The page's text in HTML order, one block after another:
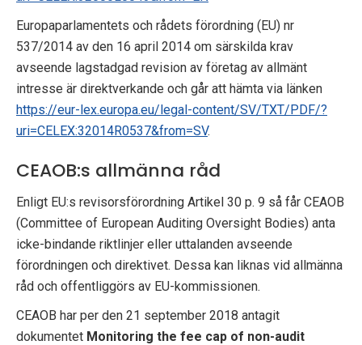
Europaparlamentets och rådets förordning (EU) nr
537/2014 av den 16 april 2014 om särskilda krav
avseende lagstadgad revision av företag av allmänt
intresse är direktverkande och går att hämta via länken
https://eur-lex.europa.eu/legal-content/SV/TXT/PDF/?
uri=CELEX:32014R0537&from=SV.
CEAOB:s allmänna råd
Enligt EU:s revisorsförordning Artikel 30 p. 9 så får CEAOB
(Committee of European Auditing Oversight Bodies) anta
icke-bindande riktlinjer eller uttalanden avseende
förordningen och direktivet. Dessa kan liknas vid allmänna
råd och offentliggörs av EU-kommissionen.
CEAOB har per den 21 september 2018 antagit
dokumentet Monitoring the fee cap of non-audit